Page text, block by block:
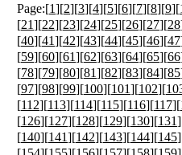
Page:[1][2][3][4][5][6][7][8][9][
[21][22][23][24][25][26][27][28
[40][41][42][43][44][45][46][47
[59][60][61][62][63][64][65][66
[78][79][80][81][82][83][84][85
[97][98][99][100][101][102][
[112][113][114][115][116][117][
[126][127][128][129][130][131
[140][141][142][143][144][145